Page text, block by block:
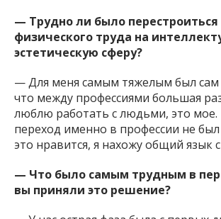
— Трудно ли было перестроиться
физического труда на
эстетическую сферу?
— Для меня самым тяжелым был сам
что между профессиями большая
люблю работать с людьми, это
переход именно в профессии не
это нравится, я нахожу общий язык
— Что было самым трудным в
вы приняли это решение?